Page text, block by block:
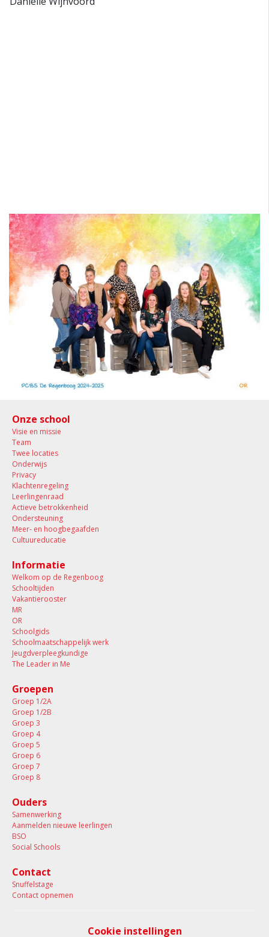
Onze school
Visie en missie
Team
Twee locaties
Onderwijs
Privacy
Klachtenregeling
Leerlingenraad
Actieve betrokkenheid
Ondersteuning
Meer- en hoogbegaafden
Cultuureducatie
Informatie
Welkom op de Regenboog
Schooltijden
Vakantierooster
MR
OR
Schoolgids
Schoolmaatschappelijk werk
Jeugdverpleegkundige
The Leader in Me
Groepen
Groep 1/2A
Groep 1/2B
Groep 3
Groep 4
Groep 5
Groep 6
Groep 7
Groep 8
Ouders
Samenwerking
Aanmelden nieuwe leerlingen
BSO
Social Schools
Contact
Snuffelstage
Contact opnemen
Cookie instellingen